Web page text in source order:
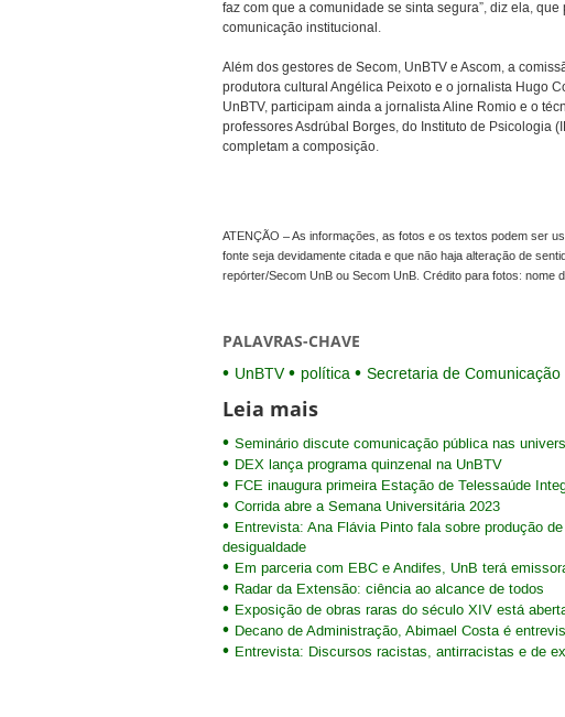
faz com que a comunidade se sinta segura”, diz ela,
comunicação institucional.
Além dos gestores de Secom, UnBTV e Ascom, a
produtora cultural Angélica Peixoto e o jornalista Hugo
UnBTV, participam ainda a jornalista Aline Romio e o
professores Asdrúbal Borges, do Instituto de Psicologia
completam a composição.
ATENÇÃO – As informações, as fotos e os textos podem ser
fonte seja devidamente citada e que não haja alteração de
repórter/Secom UnB ou Secom UnB. Crédito para fotos: nome
PALAVRAS-CHAVE
UnBTV política Secretaria de Comunicação
Leia mais
Seminário discute comunicação pública nas
DEX lança programa quinzenal na UnBTV
FCE inaugura primeira Estação de Telessaúde
Corrida abre a Semana Universitária 2023
Entrevista: Ana Flávia Pinto fala sobre produção
desigualdade
Em parceria com EBC e Andifes, UnB terá
Radar da Extensão: ciência ao alcance de todos
Exposição de obras raras do século XIV está
Decano de Administração, Abimael Costa é
Entrevista: Discursos racistas, antirracistas e de